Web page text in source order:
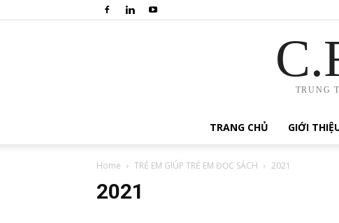
TRUNG
TRANG CHỦ GIỚI
Home TRẺ EM GIÚP TRẺ EM ĐỌC SÁCH 2021
2021